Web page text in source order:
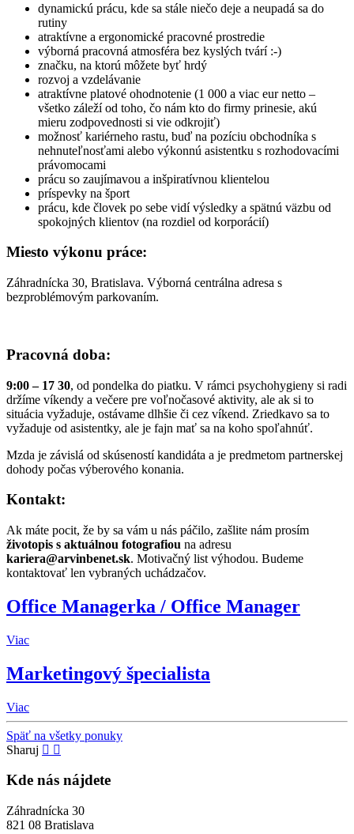
dynamickú prácu, kde sa stále niečo deje a neupadá sa do
rutiny
atraktívne a ergonomické pracovné prostredie
výborná pracovná atmosféra bez kyslých tvárí :-)
značku, na ktorú môžete byť hrdý
rozvoj a vzdelávanie
atraktívne platové ohodnotenie (1 000 a viac eur netto –
všetko záleží od toho, čo nám kto do firmy prinesie, akú
mieru zodpovednosti si vie odkrojiť)
možnosť kariérneho rastu, buď na pozíciu obchodníka s
nehnuteľnosťami alebo výkonnú asistentku s rozhodovacími
právomocami
prácu so zaujímavou a inšpiratívnou klientelou
príspevky na šport
prácu, kde človek po sebe vidí výsledky a spätnú väzbu od
spokojných klientov (na rozdiel od korporácií)
Miesto výkonu práce:
Záhradnícka 30, Bratislava. Výborná centrálna adresa s
bezproblémovým parkovaním.
Pracovná doba:
9:00 – 17 30, od pondelka do piatku. V rámci psychohygieny si radi
držíme víkendy a večere pre voľnočasové aktivity, ale ak si to
situácia vyžaduje, ostávame dlhšie či cez víkend. Zriedkavo sa to
vyžaduje od asistentky, ale je fajn mať sa na koho spoľahnúť.
Mzda je závislá od skúseností kandidáta a je predmetom partnerskej
dohody počas výberového konania.
Kontakt:
Ak máte pocit, že by sa vám u nás páčilo, zašlite nám prosím
životopis s aktuálnou fotografiou na adresu
kariera@arvinbenet.sk. Motivačný list výhodou. Budeme
kontaktovať len vybraných uchádzačov.
Office Managerka / Office Manager
Viac
Marketingový špecialista
Viac
Späť na všetky ponuky
Sharuj
Kde nás nájdete
Záhradnícka 30
821 08 Bratislava